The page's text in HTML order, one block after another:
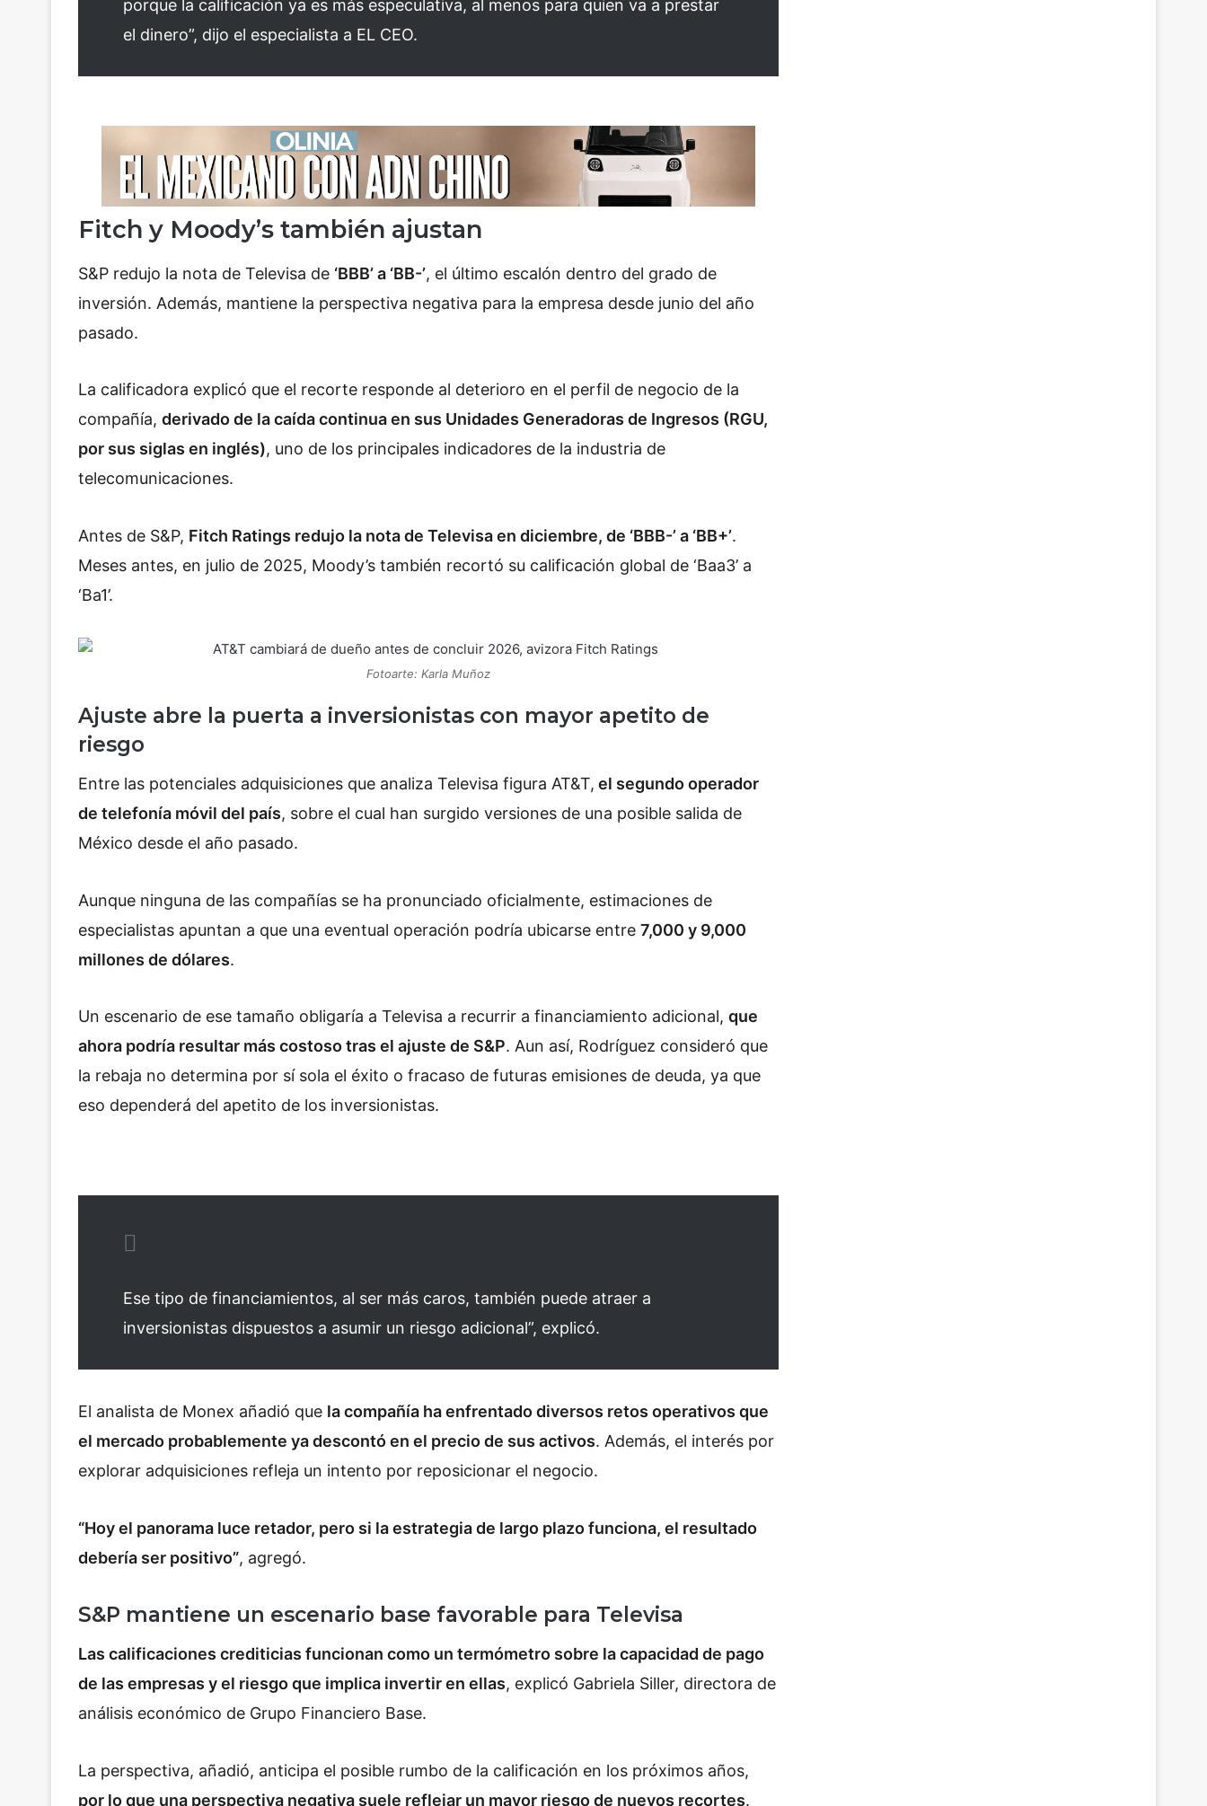
porque la calificación ya es más especulativa, al menos para quien va a prestar
el dinero”, dijo el especialista a EL CEO.
Fitch y Moody’s también ajustan
S&P redujo la nota de Televisa de ‘BBB’ a ‘BB-’, el último escalón dentro del grado de
inversión. Además, mantiene la perspectiva negativa para la empresa desde junio del año
pasado.
La calificadora explicó que el recorte responde al deterioro en el perfil de negocio de la
compañía, derivado de la caída continua en sus Unidades Generadoras de Ingresos (RGU,
por sus siglas en inglés), uno de los principales indicadores de la industria de
telecomunicaciones.
Antes de S&P, Fitch Ratings redujo la nota de Televisa en diciembre, de ‘BBB-’ a ‘BB+’.
Meses antes, en julio de 2025, Moody’s también recortó su calificación global de ‘Baa3’ a
‘Ba1’.
Fotoarte: Karla Muñoz
Ajuste abre la puerta a inversionistas con mayor apetito de
riesgo
Entre las potenciales adquisiciones que analiza Televisa figura AT&T, el segundo operador
de telefonía móvil del país, sobre el cual han surgido versiones de una posible salida de
México desde el año pasado.
Aunque ninguna de las compañías se ha pronunciado oficialmente, estimaciones de
especialistas apuntan a que una eventual operación podría ubicarse entre 7,000 y 9,000
millones de dólares.
Un escenario de ese tamaño obligaría a Televisa a recurrir a financiamiento adicional, que
ahora podría resultar más costoso tras el ajuste de S&P. Aun así, Rodríguez consideró que
la rebaja no determina por sí sola el éxito o fracaso de futuras emisiones de deuda, ya que
eso dependerá del apetito de los inversionistas.
Ese tipo de financiamientos, al ser más caros, también puede atraer a
inversionistas dispuestos a asumir un riesgo adicional”, explicó.
El analista de Monex añadió que la compañía ha enfrentado diversos retos operativos que
el mercado probablemente ya descontó en el precio de sus activos. Además, el interés por
explorar adquisiciones refleja un intento por reposicionar el negocio.
“Hoy el panorama luce retador, pero si la estrategia de largo plazo funciona, el resultado
debería ser positivo”, agregó.
S&P mantiene un escenario base favorable para Televisa
Las calificaciones crediticias funcionan como un termómetro sobre la capacidad de pago
de las empresas y el riesgo que implica invertir en ellas, explicó Gabriela Siller, directora de
análisis económico de Grupo Financiero Base.
La perspectiva, añadió, anticipa el posible rumbo de la calificación en los próximos años,
por lo que una perspectiva negativa suele reflejar un mayor riesgo de nuevos recortes.